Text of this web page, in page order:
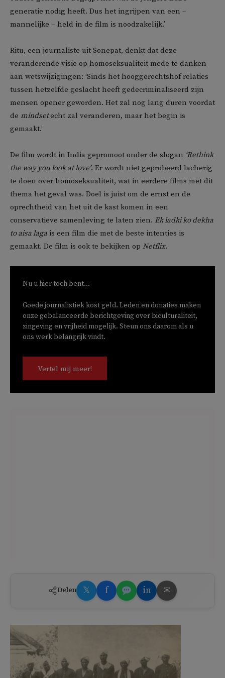
generatie nodig heeft. Dus het ingrijpen van een –
mannelijke – held in de film is noodzakelijk.’
Ritu, een journaliste uit Sonepat, denkt dat deze
veranderende visie op homoseksualiteit mede te danken
aan wetswijzigingen: ‘Sinds het hooggerechtshof relaties
tussen hetzelfde geslacht heeft gedecriminaliseerd zijn
mensen opener geworden. Het zal nog lang duren voordat
de mindsetecht zal veranderen, maar het begin is
gemaakt.’
De film wordt in India gepromoot onder de slogan ‘Rethink
the way you look at love’. Er wordt niet geprobeerd lacherig
te doen over homoseksualiteit, wat in eerdere films met dit
thema het geval was. Doel is juist om de ernst en de
oprechtheid van het uit de kast komen in een
conservatieve samenleving te laten zien. Ek ladki ko dekha
to aisa laga is een film die met de beste intenties is
gemaakt. De film is ook te bekijken op Netflix.
Nu u hier toch bent...
Goede journalistiek kost geld. Leden en donaties maken
onze gebalanceerde berichtgeving over biculturaliteit,
zingeving en vrijheid mogelijk. Steun ons daarom als u
ons werk belangrijk vindt.
Vertel mij meer!
Delen 𝕏 f in ✉